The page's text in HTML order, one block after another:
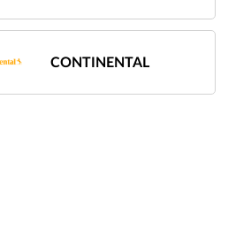
CONTINENTAL